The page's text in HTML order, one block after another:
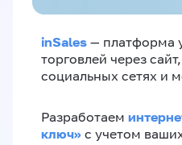
inSales — платформа
торговлей через
социальных сетях и
Разработаем
ключ»‎ с учетом